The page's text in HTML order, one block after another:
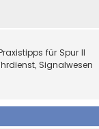
für Spur II
Signalwesen